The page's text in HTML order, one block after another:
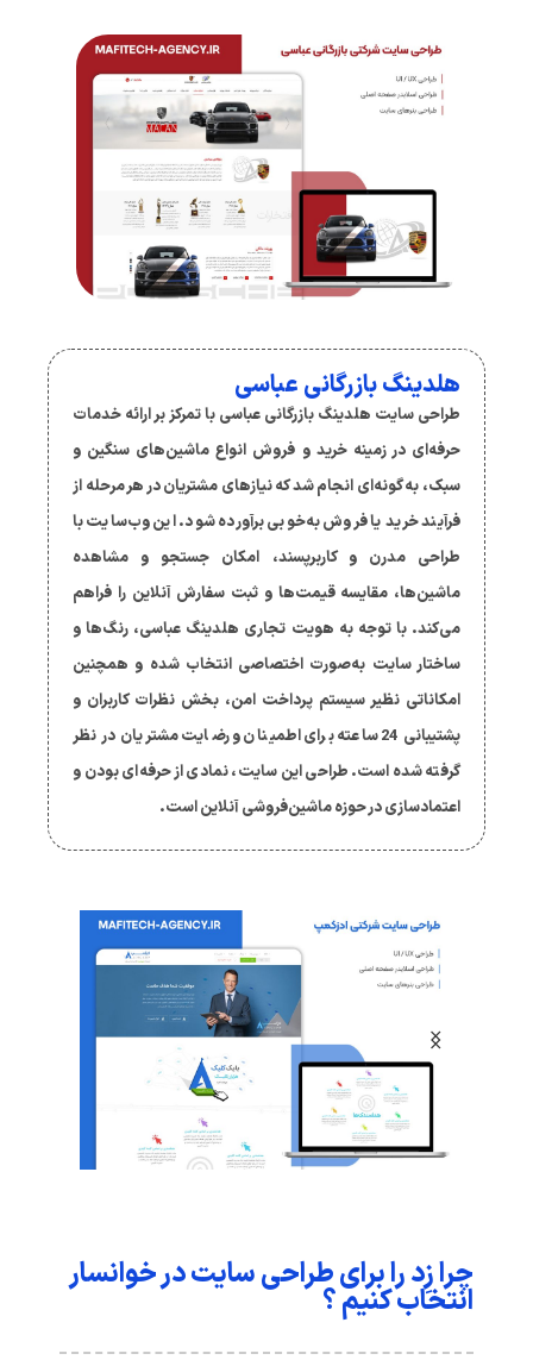
هلدینگ بازرگانی عباسی
طراحی سایت هلدینگ بازرگانی عباسی با تمرکز بر ارائه خدمات
حرفه‌ای در زمینه خرید و فروش انواع ماشین‌های سنگین و
سبک، به گونه‌ای انجام شد که نیازهای مشتریان در هر مرحله از
فرآیند خرید یا فروش به‌خوبی برآورده شود. این وب‌سایت با
طراحی مدرن و کاربرپسند، امکان جستجو و مشاهده
ماشین‌ها، مقایسه قیمت‌ها و ثبت سفارش آنلاین را فراهم
می‌کند. با توجه به هویت تجاری هلدینگ عباسی، رنگ‌ها و
ساختار سایت به‌صورت اختصاصی انتخاب شده و همچنین
امکاناتی نظیر سیستم پرداخت امن، بخش نظرات کاربران و
پشتیبانی 24 ساعته برای اطمینان و رضایت مشتریان در نظر
گرفته شده است. طراحی این سایت، نمادی از حرفه‌ای بودن و
اعتمادسازی در حوزه ماشین‌فروشی آنلاین است.
چرا زِد را برای طراحی سایت در خوانسار
انتخاب کنیم ؟